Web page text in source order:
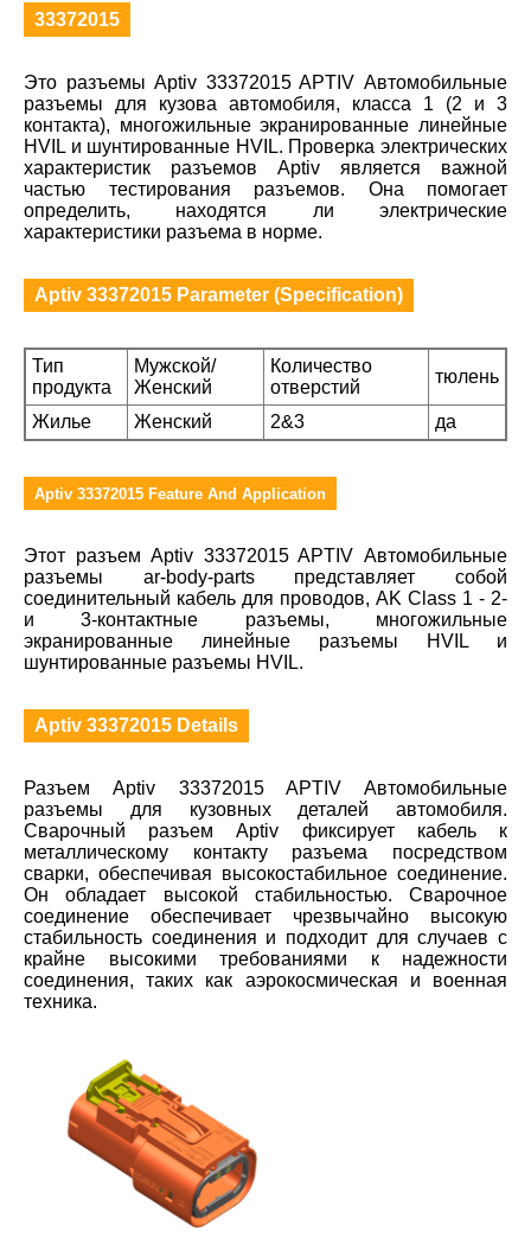
33372015
Это разъемы Aptiv 33372015 APTIV Автомобильные
разъемы для кузова автомобиля, класса 1 (2 и 3
контакта), многожильные экранированные линейные
HVIL и шунтированные HVIL. Проверка электрических
характеристик разъемов Aptiv является важной
частью тестирования разъемов. Она помогает
определить, находятся ли электрические
характеристики разъема в норме.
Aptiv 33372015 Parameter (Specification)
Тип
продукта
Мужской/
Женский
Количество
отверстий
тюлень
Жилье Женский 2&3 да
Aptiv 33372015 Feature And Application
Этот разъем Aptiv 33372015 APTIV Автомобильные
разъемы ar-body-parts представляет собой
соединительный кабель для проводов, AK Class 1 - 2-
и 3-контактные разъемы, многожильные
экранированные линейные разъемы HVIL и
шунтированные разъемы HVIL.
Aptiv 33372015 Details
Разъем Aptiv 33372015 APTIV Автомобильные
разъемы для кузовных деталей автомобиля.
Сварочный разъем Aptiv фиксирует кабель к
металлическому контакту разъема посредством
сварки, обеспечивая высокостабильное соединение.
Он обладает высокой стабильностью. Сварочное
соединение обеспечивает чрезвычайно высокую
стабильность соединения и подходит для случаев с
крайне высокими требованиями к надежности
соединения, таких как аэрокосмическая и военная
техника.